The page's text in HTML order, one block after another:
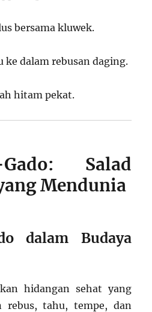
bersama kluwek.
ke dalam rebusan daging.
hitam pekat.
Salad
Mendunia
dalam Budaya
hidangan sehat yang
rebus, tahu, tempe, dan